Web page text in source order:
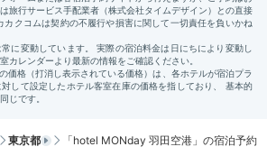
東京都 「hotel MONday 羽田空港」の宿泊予約